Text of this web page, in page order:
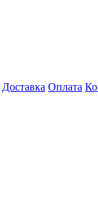
Доставка Оплата